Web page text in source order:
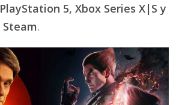
PlayStation 5, Xbox Series X|S y
Steam.